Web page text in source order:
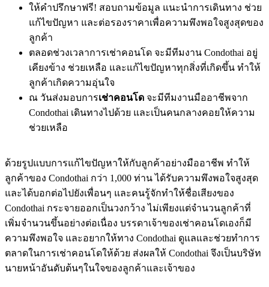
ให้คำปรึกษาฟรี! สอบถามข้อมูล แนะนำการเดินทาง ช่วย
แก้ไขปัญหา และต่อรองราคาเพื่อความพึงพอใจสูงสุดของ
ลูกค้า
ตลอดช่วงเวลาการเช่าคอนโด จะมีทีมงาน Condothai อยู่
เคียงข้าง ช่วยเหลือ และแก้ไขปัญหาทุกสิ่งที่เกิดขึ้น ทำให้
ลูกค้าเกิดความอุ่นใจ
ณ วันส่งมอบการเช่าคอนโด จะมีทีมงานมืออาชีพจาก
Condothai เดินทางไปด้วย และเป็นคนกลางคอยให้ความ
ช่วยเหลือ
ด้วยรูปแบบการแก้ไขปัญหาให้กับลูกค้าอย่างมืออาชีพ ทำให้
ลูกค้าของ Condothai กว่า 1,000 ท่าน ได้รับความพึงพอใจสูงสุด
และได้บอกต่อไปยังเพื่อนๆ และคนรู้จักทำให้ชื่อเสียงของ
Condothai กระจายออกเป็นวงกว้าง ไม่เพียงแต่จำนวนลูกค้าที่
เพิ่มจำนวนขึ้นอย่างต่อเนื่อง บรรดาเจ้าของเช่าคอนโดเองก็มี
ความพึงพอใจ และอยากให้ทาง Condothai ดูแลและช่วยทำการ
ตลาดในการเช่าคอนโดให้ด้วย ส่งผลให้ Condothai จึงเป็นบริษัท
นายหน้าอันดับต้นๆในใจของลูกค้าและเจ้าของ